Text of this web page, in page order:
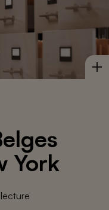
York